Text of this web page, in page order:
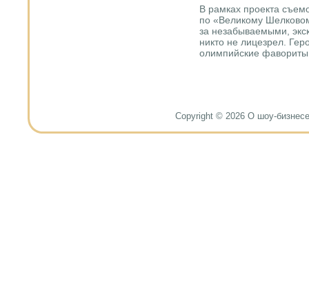
В рамках проекта
по «Великому
за незабываемыми,
никто не лицезрел.
олимпийские
Copyright © 2026 О шоу-